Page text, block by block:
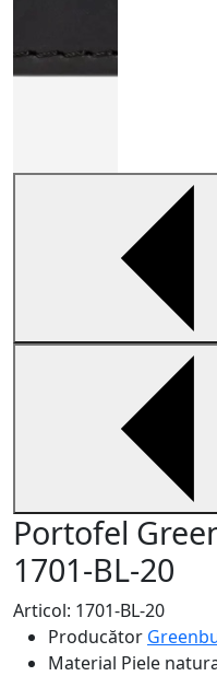
Portofel
1701-BL-20
Articol: 1701-BL-20
Producător
Material Piele